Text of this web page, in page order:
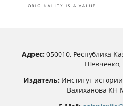
Адрес:050010, Республика
Шевченко,
Издатель: Институт
Валиханова КН